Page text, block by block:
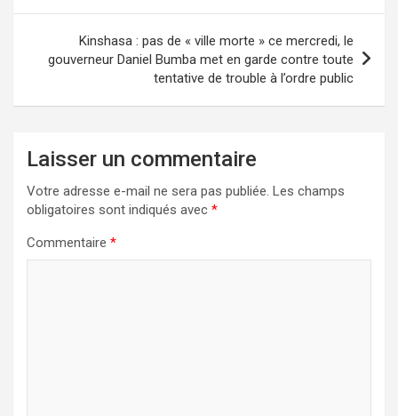
l’article
Kinshasa : pas de « ville morte » ce mercredi, le
gouverneur Daniel Bumba met en garde contre toute
tentative de trouble à l’ordre public
Laisser un commentaire
Votre adresse e-mail ne sera pas publiée. Les champs
obligatoires sont indiqués avec *
Commentaire *